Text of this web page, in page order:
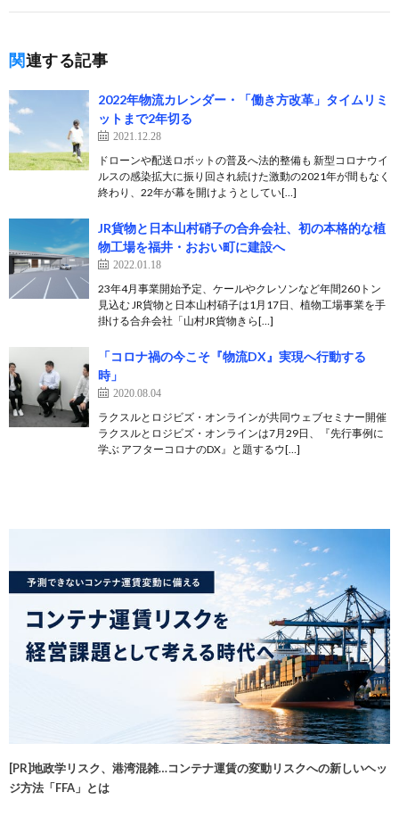
関連する記事
2022年物流カレンダー・「働き方改革」タイムリミ
ットまで2年切る
2021.12.28
ドローンや配送ロボットの普及へ法的整備も 新型コロナウイ
ルスの感染拡大に振り回され続けた激動の2021年が間もなく
終わり、22年が幕を開けようとしてい[…]
JR貨物と日本山村硝子の合弁会社、初の本格的な植
物工場を福井・おおい町に建設へ
2022.01.18
23年4月事業開始予定、ケールやクレソンなど年間260トン
見込む JR貨物と日本山村硝子は1月17日、植物工場事業を手
掛ける合弁会社「山村JR貨物きら[…]
「コロナ禍の今こそ『物流DX』実現へ行動する
時」
2020.08.04
ラクスルとロジビズ・オンラインが共同ウェブセミナー開催
ラクスルとロジビズ・オンラインは7月29日、『先行事例に
学ぶ アフターコロナのDX』と題するウ[…]
[PR]地政学リスク、港湾混雑…コンテナ運賃の変動リスクへの新しいヘッ
ジ方法「FFA」とは